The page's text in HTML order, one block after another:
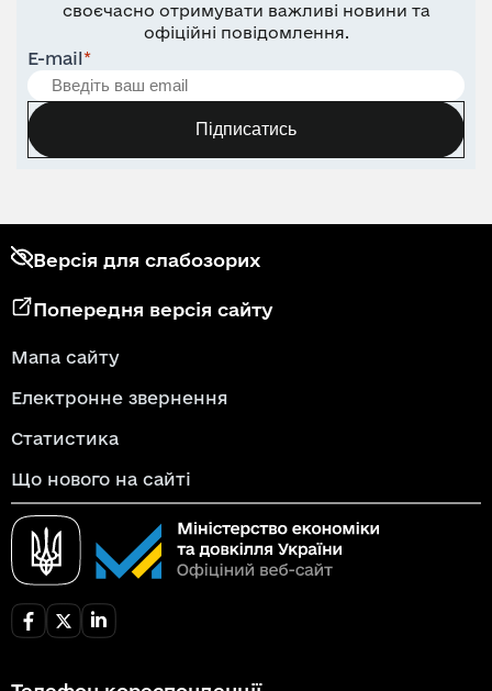
своєчасно отримувати важливі новини та
офіційні повідомлення.
E-mail*
Підписатись
Версія для слабозорих
Попередня версія сайту
Мапа сайту
Електронне звернення
Статистика
Що нового на сайті